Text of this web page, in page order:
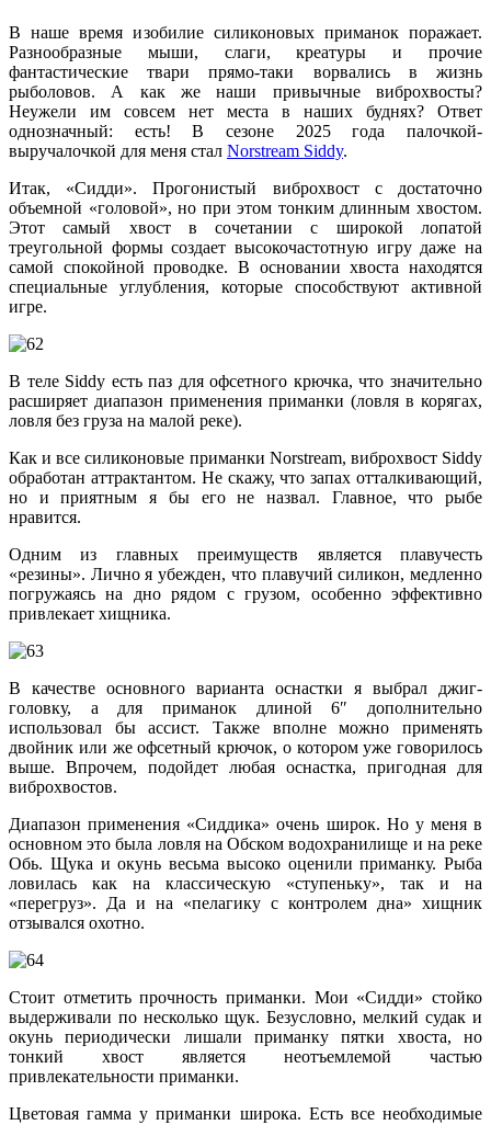
В наше время изобилие силиконовых приманок поражает.
Разнообразные мыши, слаги, креатуры и прочие
фантастические твари прямо-таки ворвались в жизнь
рыболовов. А как же наши привычные виброхвосты?
Неужели им совсем нет места в наших буднях? Ответ
однозначный: есть! В сезоне 2025 года палочкой-
выручалочкой для меня стал Norstream Siddy.
Итак, «Сидди». Прогонистый виброхвост с достаточно
объемной «головой», но при этом тонким длинным хвостом.
Этот самый хвост в сочетании с широкой лопатой
треугольной формы создает высокочастотную игру даже на
самой спокойной проводке. В основании хвоста находятся
специальные углубления, которые способствуют активной
игре.
В теле Siddy есть паз для офсетного крючка, что значительно
расширяет диапазон применения приманки (ловля в корягах,
ловля без груза на малой реке).
Как и все силиконовые приманки Norstream, виброхвост Siddy
обработан аттрактантом. Не скажу, что запах отталкивающий,
но и приятным я бы его не назвал. Главное, что рыбе
нравится.
Одним из главных преимуществ является плавучесть
«резины». Лично я убежден, что плавучий силикон, медленно
погружаясь на дно рядом с грузом, особенно эффективно
привлекает хищника.
В качестве основного варианта оснастки я выбрал джиг-
головку, а для приманок длиной 6″ дополнительно
использовал бы ассист. Также вполне можно применять
двойник или же офсетный крючок, о котором уже говорилось
выше. Впрочем, подойдет любая оснастка, пригодная для
виброхвостов.
Диапазон применения «Сиддика» очень широк. Но у меня в
основном это была ловля на Обском водохранилище и на реке
Обь. Щука и окунь весьма высоко оценили приманку. Рыба
ловилась как на классическую «ступеньку», так и на
«перегруз». Да и на «пелагику с контролем дна» хищник
отзывался охотно.
Стоит отметить прочность приманки. Мои «Сидди» стойко
выдерживали по несколько щук. Безусловно, мелкий судак и
окунь периодически лишали приманку пятки хвоста, но
тонкий хвост является неотъемлемой частью
привлекательности приманки.
Цветовая гамма у приманки широка. Есть все необходимые